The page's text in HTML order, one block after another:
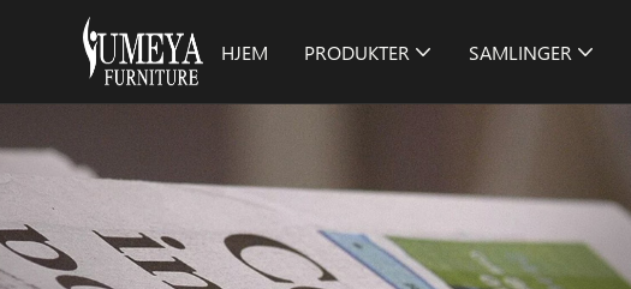
HJEM PRODUKTER SAMLINGER